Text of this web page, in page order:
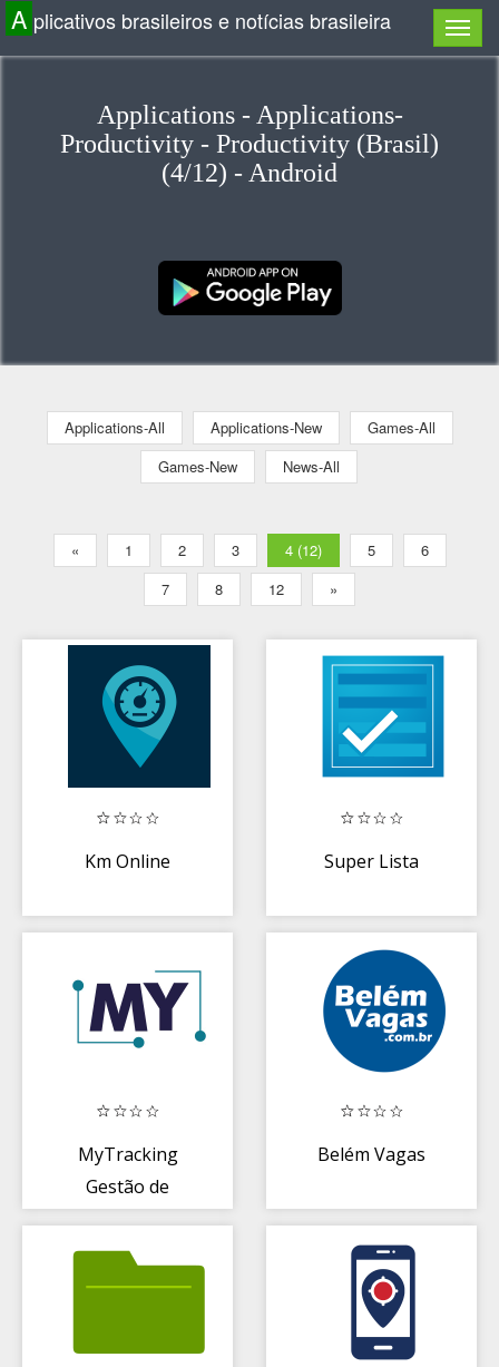
A plicativos brasileiros e notícias brasileira
Applications - Applications-
Productivity - Productivity (Brasil)
(4/12) - Android
Applications-All Applications-New
Games-All
Games-New
News-All
« 1 2 3 4 (12) 5
6
7
8 12 »
Km Online Super Lista
MyTracking
Gestão de
Veículos
(MyRoute)
Belém Vagas